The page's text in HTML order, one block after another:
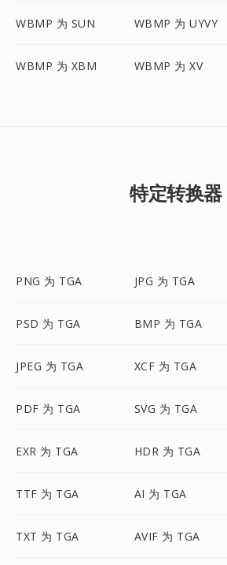
WBMP 为 SUN WBMP 为 UYVY
WBMP 为 XBM WBMP 为 XV
特定转换器
PNG 为 TGA JPG 为 TGA
PSD 为 TGA BMP 为 TGA
JPEG 为 TGA XCF 为 TGA
PDF 为 TGA SVG 为 TGA
EXR 为 TGA HDR 为 TGA
TTF 为 TGA AI 为 TGA
TXT 为 TGA AVIF 为 TGA